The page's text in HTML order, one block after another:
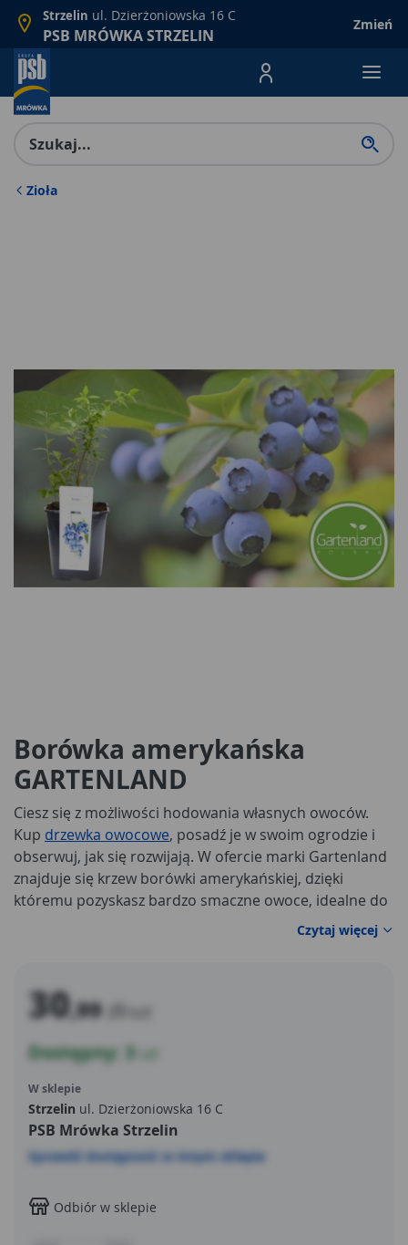
Strzelin ul. Dzierżoniowska 16 C
PSB MRÓWKA STRZELIN
Zmień
Menu Produktów,
Zioła
Borówka amerykańska
GARTENLAND
Ciesz się z możliwości hodowania własnych owoców.
Kup drzewka owocowe, posadź je w swoim ogrodzie i
obserwuj, jak się rozwijają. W ofercie marki Gartenland
znajduje się krzew borówki amerykańskiej, dzięki
któremu pozyskasz bardzo smaczne owoce, idealne do
deserów, ryżu oraz wielu dań na słodko. Drzewko należy
ustawić na stanowisku słonecznym, aby cieszyć się z
Czytaj więcej
30,99 zł
Dostępny: 3
W sklepie
Strzelin ul. Dzierżoniowska 16 C
PSB Mrówka Strzelin
Sprawdź dostępność w innym sklepie
Odbiór w sklepie